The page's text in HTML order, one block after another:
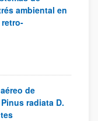
ambiental en
de
radiata D.